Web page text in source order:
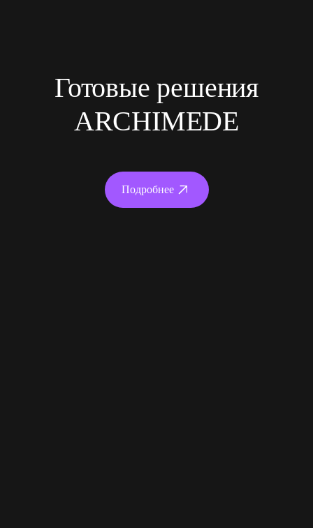
Готовые решения
ARCHIMEDE
Подробнее